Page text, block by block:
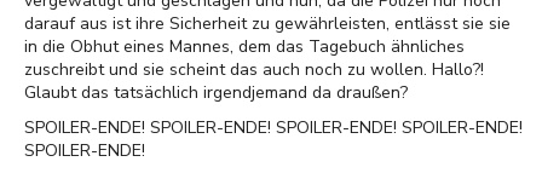
darauf aus ist ihre Sicherheit zu gewährleisten, entlässt sie sie
in die Obhut eines Mannes, dem das Tagebuch ähnliches
zuschreibt und sie scheint das auch noch zu wollen. Hallo?!
Glaubt das tatsächlich irgendjemand da draußen?
SPOILER-ENDE! SPOILER-ENDE! SPOILER-ENDE! SPOILER-ENDE!
SPOILER-ENDE!